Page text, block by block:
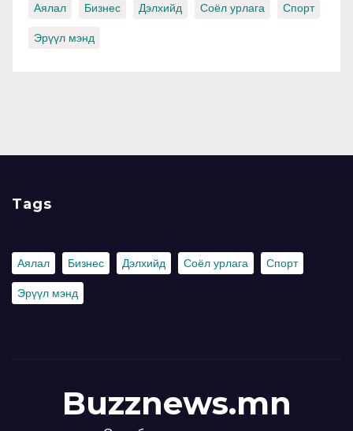
Аялал Бизнес Дэлхийд Соёл урлага Спорт
Эрүүл мэнд
Tags
Аялал Бизнес Дэлхийд Соёл урлага Спорт
Эрүүл мэнд
Buzznews.mn